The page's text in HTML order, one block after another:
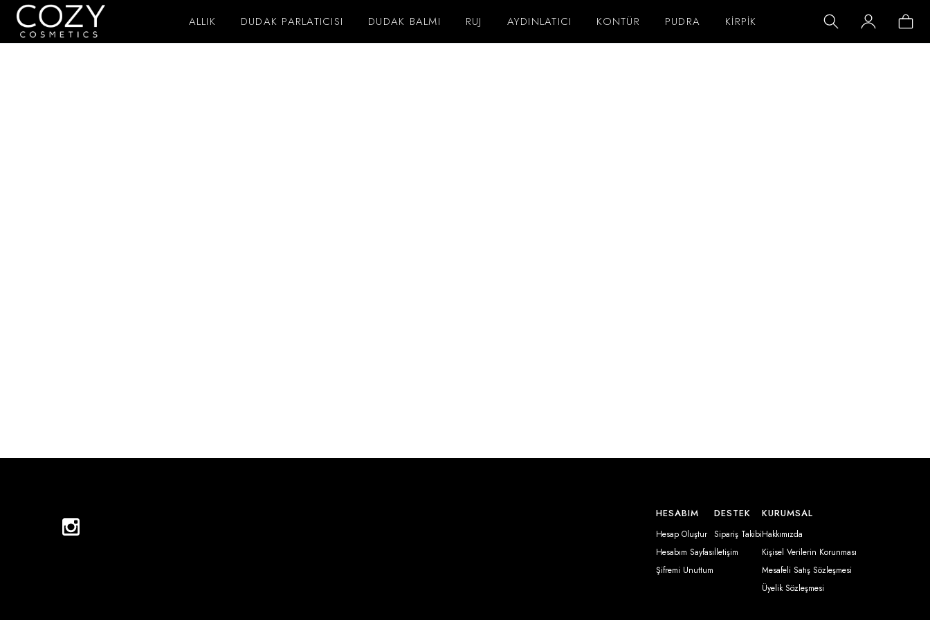
ALLIK DUDAK PARLATICISI DUDAK BALMI RUJ AYDINLATICI KONTÜR PUDRA KİRPİK
HESABIM
Hesap Oluştur
Hesabım Sayfası
Şifremi Unuttum
DESTEK
Sipariş Takibi
İletişim
KURUMSAL
Hakkımızda
Kişisel Verilerin Korunması
Mesafeli Satış Sözleşmesi
Üyelik Sözleşmesi